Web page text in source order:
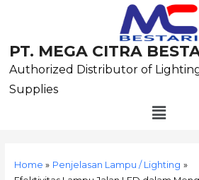
PT. MEGA CITRA
Authorized Distributor of
Supplies
Menu
Home
Penjelasan Lampu / Lighting